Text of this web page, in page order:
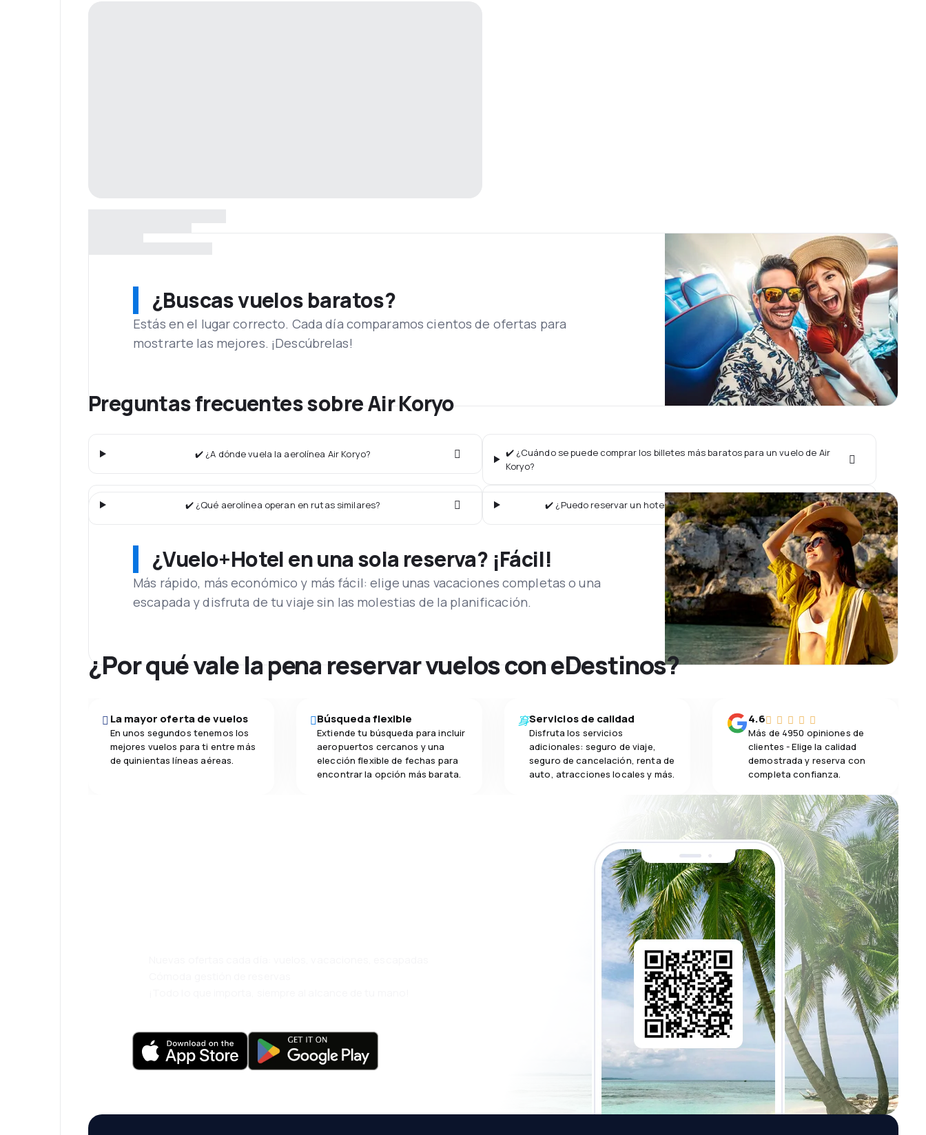
¿Buscas vuelos baratos?
Estás en el lugar correcto. Cada día comparamos cientos de ofertas para
mostrarte las mejores. ¡Descúbrelas!
Preguntas frecuentes sobre Air Koryo
✔️ ¿A dónde vuela la aerolínea Air Koryo?
✔️ ¿Cuándo se puede comprar los billetes más baratos para un vuelo de Air
Koryo?
✔️ ¿Qué aerolínea operan en rutas similares? ✔️ ¿Puedo reservar un hotel junto con un vuelo de Air Koryo?
¿Vuelo+Hotel en una sola reserva? ¡Fácil!
Más rápido, más económico y más fácil: elige unas vacaciones completas o una
escapada y disfruta de tu viaje sin las molestias de la planificación.
¿Por qué vale la pena reservar vuelos con eDestinos?
La mayor oferta de vuelos
En unos segundos tenemos los
mejores vuelos para ti entre más
de quinientas líneas aéreas.
Búsqueda flexible
Extiende tu búsqueda para incluir
aeropuertos cercanos y una
elección flexible de fechas para
encontrar la opción más barata.
Servicios de calidad
Disfruta los servicios
adicionales: seguro de viaje,
seguro de cancelación, renta de
auto, atracciones locales y más.
4.6
Más de 4950 opiniones de
clientes - Elige la calidad
demostrada y reserva con
completa confianza.